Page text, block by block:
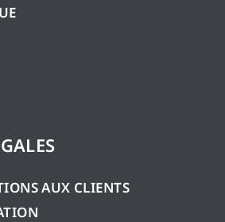
AUX CLIENTS